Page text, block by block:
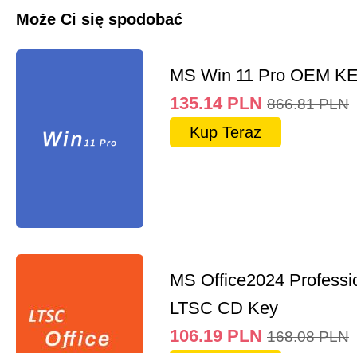
Może Ci się spodobać
MS Win 11 Pro OEM
135.14 PLN 866.81 PLN
Kup Teraz
MS Office2024
LTSC CD Key
106.19 PLN 168.08 PLN